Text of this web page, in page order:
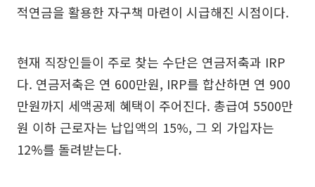
적연금을 활용한 자구책 마련이 시급해진 시점이다.
현재 직장인들이 주로 찾는 수단은 연금저축과 IRP
다. 연금저축은 연 600만원, IRP를 합산하면 연 900
만원까지 세액공제 혜택이 주어진다. 총급여 5500만
원 이하 근로자는 납입액의 15%, 그 외 가입자는
12%를 돌려받는다.